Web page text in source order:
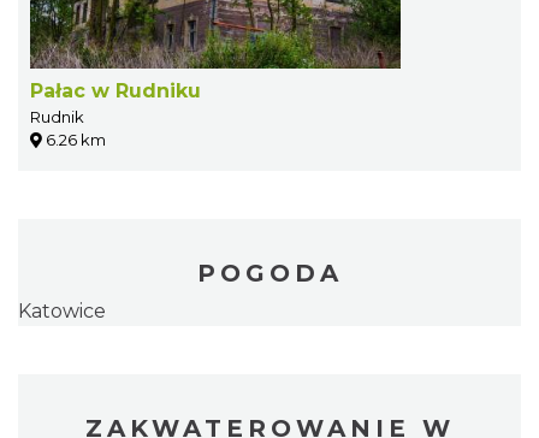
Pałac w Rudniku
Rudnik
6.26 km
POGODA
Katowice
ZAKWATEROWANIE W